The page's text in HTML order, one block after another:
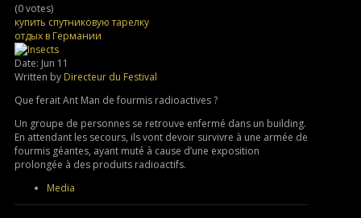
(0 votes)
купить спутниковую тарелку
отдых в Германии
Date: Jun 11
Written by Directeur du Festival
Que ferait Ant Man de fourmis radioactives ?
Un groupe de personnes se retrouve enfermé dans un building.
En attendant les secours, ils vont devoir survivre à une armée de
fourmis géantes, ayant muté à cause d’une exposition
prolongée à des produits radioactifs.
Media